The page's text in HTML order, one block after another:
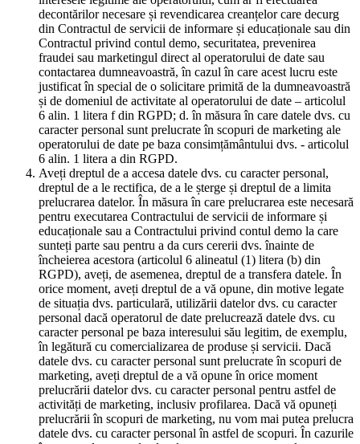
decontărilor necesare și revendicarea creanțelor care decurg
din Contractul de servicii de informare și educaționale sau din
Contractul privind contul demo, securitatea, prevenirea
fraudei sau marketingul direct al operatorului de date sau
contactarea dumneavoastră, în cazul în care acest lucru este
justificat în special de o solicitare primită de la dumneavoastră
și de domeniul de activitate al operatorului de date – articolul
6 alin. 1 litera f din RGPD; d. în măsura în care datele dvs. cu
caracter personal sunt prelucrate în scopuri de marketing ale
operatorului de date pe baza consimțământului dvs. - articolul
6 alin. 1 litera a din RGPD.
Aveți dreptul de a accesa datele dvs. cu caracter personal,
dreptul de a le rectifica, de a le șterge și dreptul de a limita
prelucrarea datelor. În măsura în care prelucrarea este necesară
pentru executarea Contractului de servicii de informare și
educaționale sau a Contractului privind contul demo la care
sunteți parte sau pentru a da curs cererii dvs. înainte de
încheierea acestora (articolul 6 alineatul (1) litera (b) din
RGPD), aveți, de asemenea, dreptul de a transfera datele. În
orice moment, aveți dreptul de a vă opune, din motive legate
de situația dvs. particulară, utilizării datelor dvs. cu caracter
personal dacă operatorul de date prelucrează datele dvs. cu
caracter personal pe baza interesului său legitim, de exemplu,
în legătură cu comercializarea de produse și servicii. Dacă
datele dvs. cu caracter personal sunt prelucrate în scopuri de
marketing, aveți dreptul de a vă opune în orice moment
prelucrării datelor dvs. cu caracter personal pentru astfel de
activități de marketing, inclusiv profilarea. Dacă vă opuneți
prelucrării în scopuri de marketing, nu vom mai putea prelucra
datele dvs. cu caracter personal în astfel de scopuri. În cazurile